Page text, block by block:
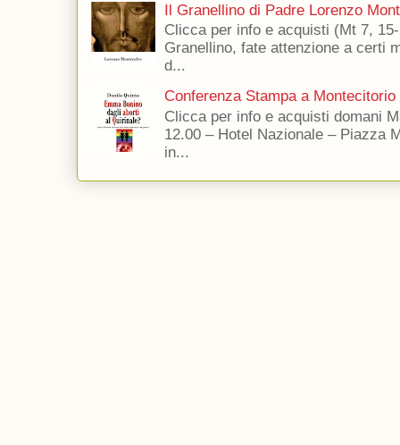
Il Granellino di Padre Lorenzo
Clicca per info e acquisti (Mt 7,
Granellino, fate attenzione a certi
d...
Conferenza Stampa a Montecitorio
Clicca per info e acquisti domani
12.00 – Hotel Nazionale – Piazza
in...